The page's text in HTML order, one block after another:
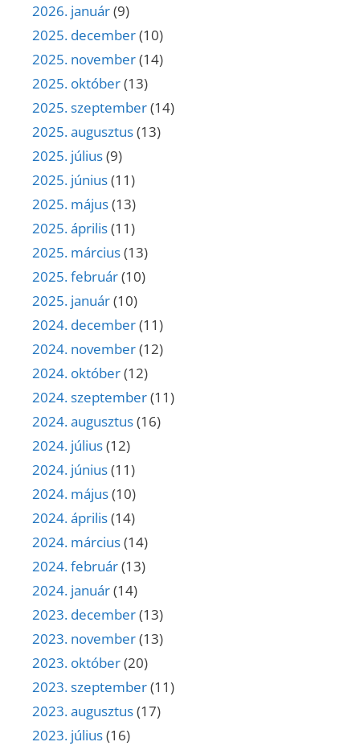
2026. január(9)
2025. december(10)
2025. november(14)
2025. október(13)
2025. szeptember(14)
2025. augusztus(13)
2025. július(9)
2025. június(11)
2025. május(13)
2025. április(11)
2025. március(13)
2025. február(10)
2025. január(10)
2024. december(11)
2024. november(12)
2024. október(12)
2024. szeptember(11)
2024. augusztus(16)
2024. július(12)
2024. június(11)
2024. május(10)
2024. április(14)
2024. március(14)
2024. február(13)
2024. január(14)
2023. december(13)
2023. november(13)
2023. október(20)
2023. szeptember(11)
2023. augusztus(17)
2023. július(16)